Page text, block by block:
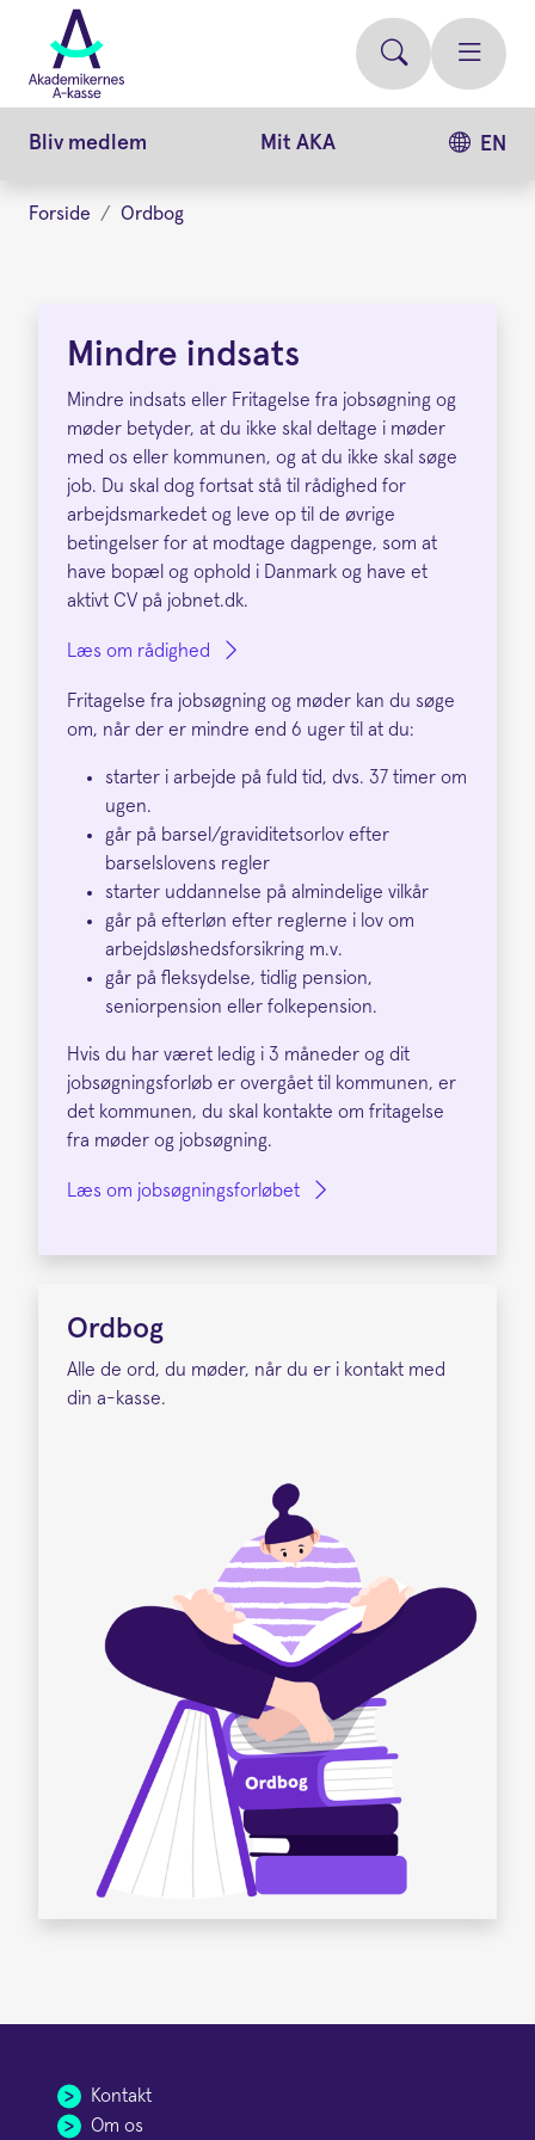
videre
hovedindhold
Bliv medlem Mit AKA EN
Forside Ordbog
indsats
Mindre indsats
Mindre indsats eller Fritagelse fra jobsøgning og
møder betyder, at du ikke skal deltage i møder
med os eller kommunen, og at du ikke skal søge
job. Du skal dog fortsat stå til rådighed for
arbejdsmarkedet og leve op til de øvrige
betingelser for at modtage dagpenge, som at
have bopæl og ophold i Danmark og have et
aktivt CV på jobnet.dk.
Læs om rådighed
Fritagelse fra jobsøgning og møder kan du søge
om, når der er mindre end 6 uger til at du:
starter i arbejde på fuld tid, dvs. 37 timer om
ugen.
går på barsel/graviditetsorlov efter
barselslovens regler
starter uddannelse på almindelige vilkår
går på efterløn efter reglerne i lov om
arbejdsløshedsforsikring m.v.
går på fleksydelse, tidlig pension,
seniorpension eller folkepension.
Hvis du har været ledig i 3 måneder og dit
jobsøgningsforløb er overgået til kommunen, er
det kommunen, du skal kontakte om fritagelse
fra møder og jobsøgning.
Læs om jobsøgningsforløbet
Ordbog
Alle de ord, du møder, når du er i kontakt med
din a-kasse.
Kontakt
Om os